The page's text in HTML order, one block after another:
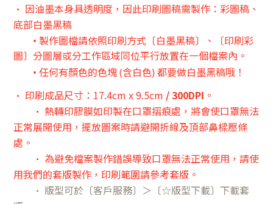
• 因油墨本身具透明度，因此印刷圖稿需製作：彩圖稿、
底部白墨黑稿
• 製作圖檔請依照印刷方式〔白墨黑稿〕、〔印刷彩
圖〕分圖層或分工作區域同位平行放置在一個檔案內。
• 任何有顏色的色塊 (含白色) 都要做白墨黑稿哦 ！
• 印刷成品尺寸：17.4cm x 9.5cm / 300DPI 。
• 熱轉印膠膜如印製在口罩摺痕處，將會使口罩無法
正常展開使用，擺放圖案時請避開折線及頂部鼻樑壓條
處。
• 為避免檔案製作錯誤導致口罩無法正常使用，請使
用我們的套版製作，印刷範圍請參考套版。
• 版型可於〔客戶服務〕＞〔☆版型下載〕 下載套